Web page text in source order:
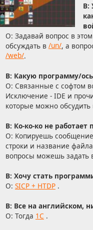
В:
О: Задавай вопрос в
обсуждать в /un/, а
/web/.
В: Какую программу/
О: Связанные с софтом
Исключение - IDE и
которые можно обсудить
В: Ко-ко-ко не
О: Копируешь
строки и название
вопросы можешь задать
В: Хочу стать
О: SICP + HTDP .
В: Все на английском,
О: Тогда 1С .